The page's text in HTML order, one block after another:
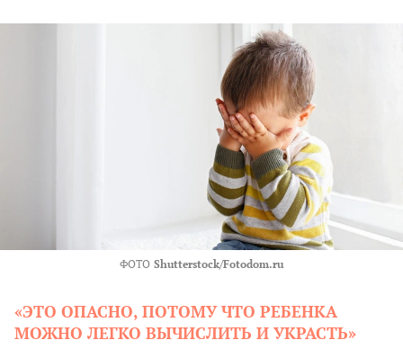
ФОТО Shutterstock/Fotodom.ru
«ЭТО ОПАСНО, ПОТОМУ ЧТО РЕБЕНКА
МОЖНО ЛЕГКО ВЫЧИСЛИТЬ И УКРАСТЬ»